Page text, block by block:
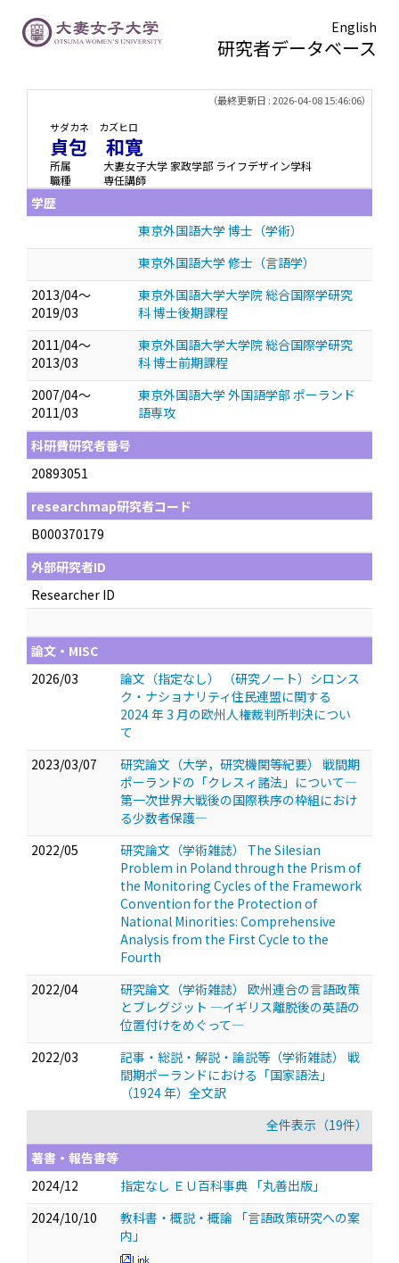
English
研究者データベース
（最終更新日 : 2026-04-08 15:46:06）
サダカネ カズヒロ
貞包 和寛
所属
大妻女子大学 家政学部 ライフデザイン学科
職種
専任講師
学歴
東京外国語大学 博士（学術）
東京外国語大学 修士（言語学）
2013/04～
2019/03
東京外国語大学大学院 総合国際学研究
科 博士後期課程
2011/04～
2013/03
東京外国語大学大学院 総合国際学研究
科 博士前期課程
2007/04～
2011/03
東京外国語大学 外国語学部 ポーランド
語専攻
科研費研究者番号
20893051
researchmap研究者コード
B000370179
外部研究者ID
Researcher ID
論文・MISC
2026/03
論文（指定なし） （研究ノート）シロンス
ク・ナショナリティ住民連盟に関する
2024 年 3 月の欧州人権裁判所判決につい
て
2023/03/07
研究論文（大学，研究機関等紀要） 戦間期
ポーランドの「クレスィ諸法」について―
第一次世界大戦後の国際秩序の枠組におけ
る少数者保護―
2022/05
研究論文（学術雑誌） The Silesian
Problem in Poland through the Prism of
the Monitoring Cycles of the Framework
Convention for the Protection of
National Minorities: Comprehensive
Analysis from the First Cycle to the
Fourth
2022/04
研究論文（学術雑誌） 欧州連合の言語政策
とブレグジット ―イギリス離脱後の英語の
位置付けをめぐって―
2022/03
記事・総説・解説・論説等（学術雑誌） 戦
間期ポーランドにおける「国家語法」
（1924 年）全文訳
全件表示（19件）
著書・報告書等
2024/12
指定なし ＥＵ百科事典 「丸善出版」
2024/10/10
教科書・概説・概論 「言語政策研究への案
内」